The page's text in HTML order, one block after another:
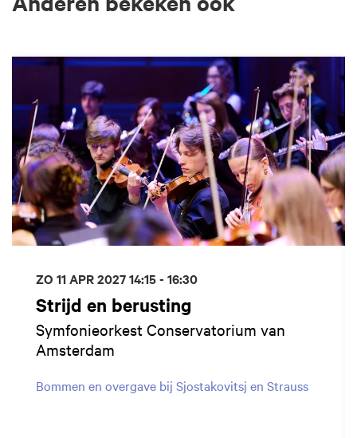
Strijd en berusting
Symfonieorkest Conservatorium van
Amsterdam
Bommen en overgave bij Sjostakovitsj en Strauss
ZO 11 APR 202714:15 - 16:30